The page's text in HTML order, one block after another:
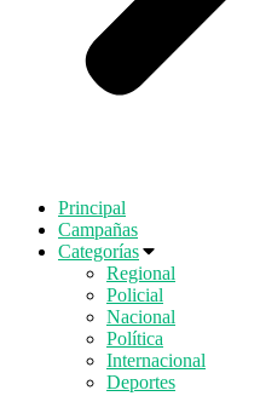
Principal
Campañas
Categorías
Regional
Policial
Nacional
Política
Internacional
Deportes